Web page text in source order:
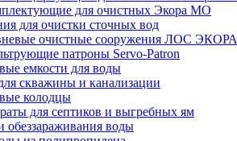
для очистных Экора МО
для очистки сточных вод
очистные сооружения ЛОС ЭКОРА
патроны Servo-Patron
емкости для воды
скважины и канализации
колодцы
для септиков и выгребных ям
обеззараживания воды